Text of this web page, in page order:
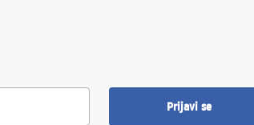
Prijavi se